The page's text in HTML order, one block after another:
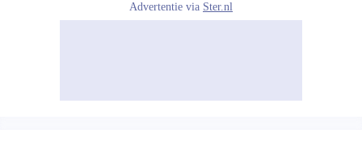
Advertentie via Ster.nl